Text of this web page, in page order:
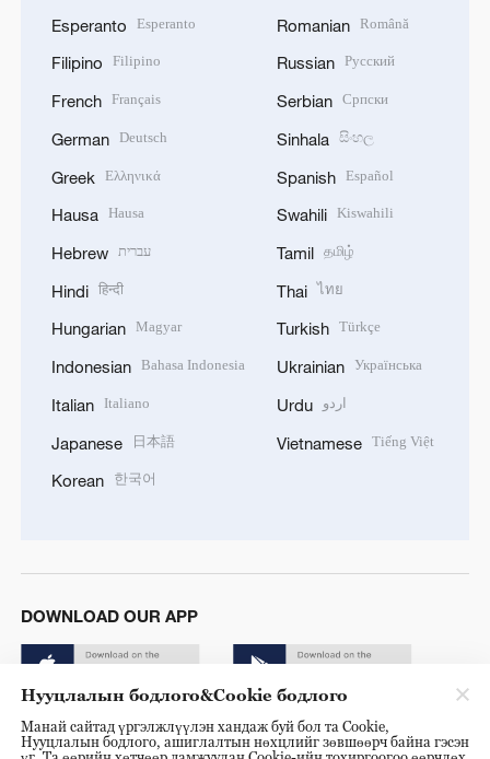
Esperanto Esperanto
Filipino Filipino
French Français
German Deutsch
Greek Ελληνικά
Hausa Hausa
Hebrew עברית
Hindi हिन्दी
Hungarian Magyar
Indonesian Bahasa Indonesia
Italian Italiano
Japanese 日本語
Korean 한국어
Romanian Română
Russian Русский
Serbian Српски
Sinhala සිංහල
Spanish Español
Swahili Kiswahili
Tamil தமிழ்
Thai ไทย
Turkish Türkçe
Ukrainian Українська
Urdu اردو
Vietnamese Tiếng Việt
DOWNLOAD OUR APP
Нууцлалын бодлого&Cookie бодлого
Манай сайтад үргэлжлүүлэн хандаж буй бол та Cookie,
Нууцлалын бодлого, ашиглалтын нөхцлийг зөвшөөрч байна гэсэн